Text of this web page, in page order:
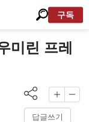
구독
미린 프레
답글쓰기